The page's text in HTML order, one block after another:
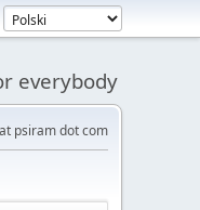
everybody
psiram dot com